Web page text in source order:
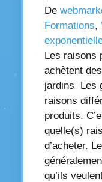
De
Formations,
Les raisons
achètent
jardins Les
raisons
produits.
quelle(s)
d’acheter.
qu’ils